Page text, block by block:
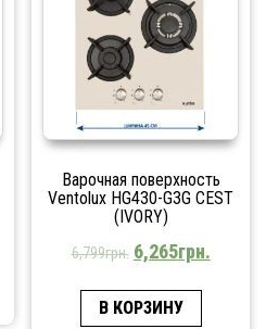
Варочная поверхность
Ventolux HG430-G3G CEST
(IVORY)
6,799грн. 6,265грн.
В КОРЗИНУ